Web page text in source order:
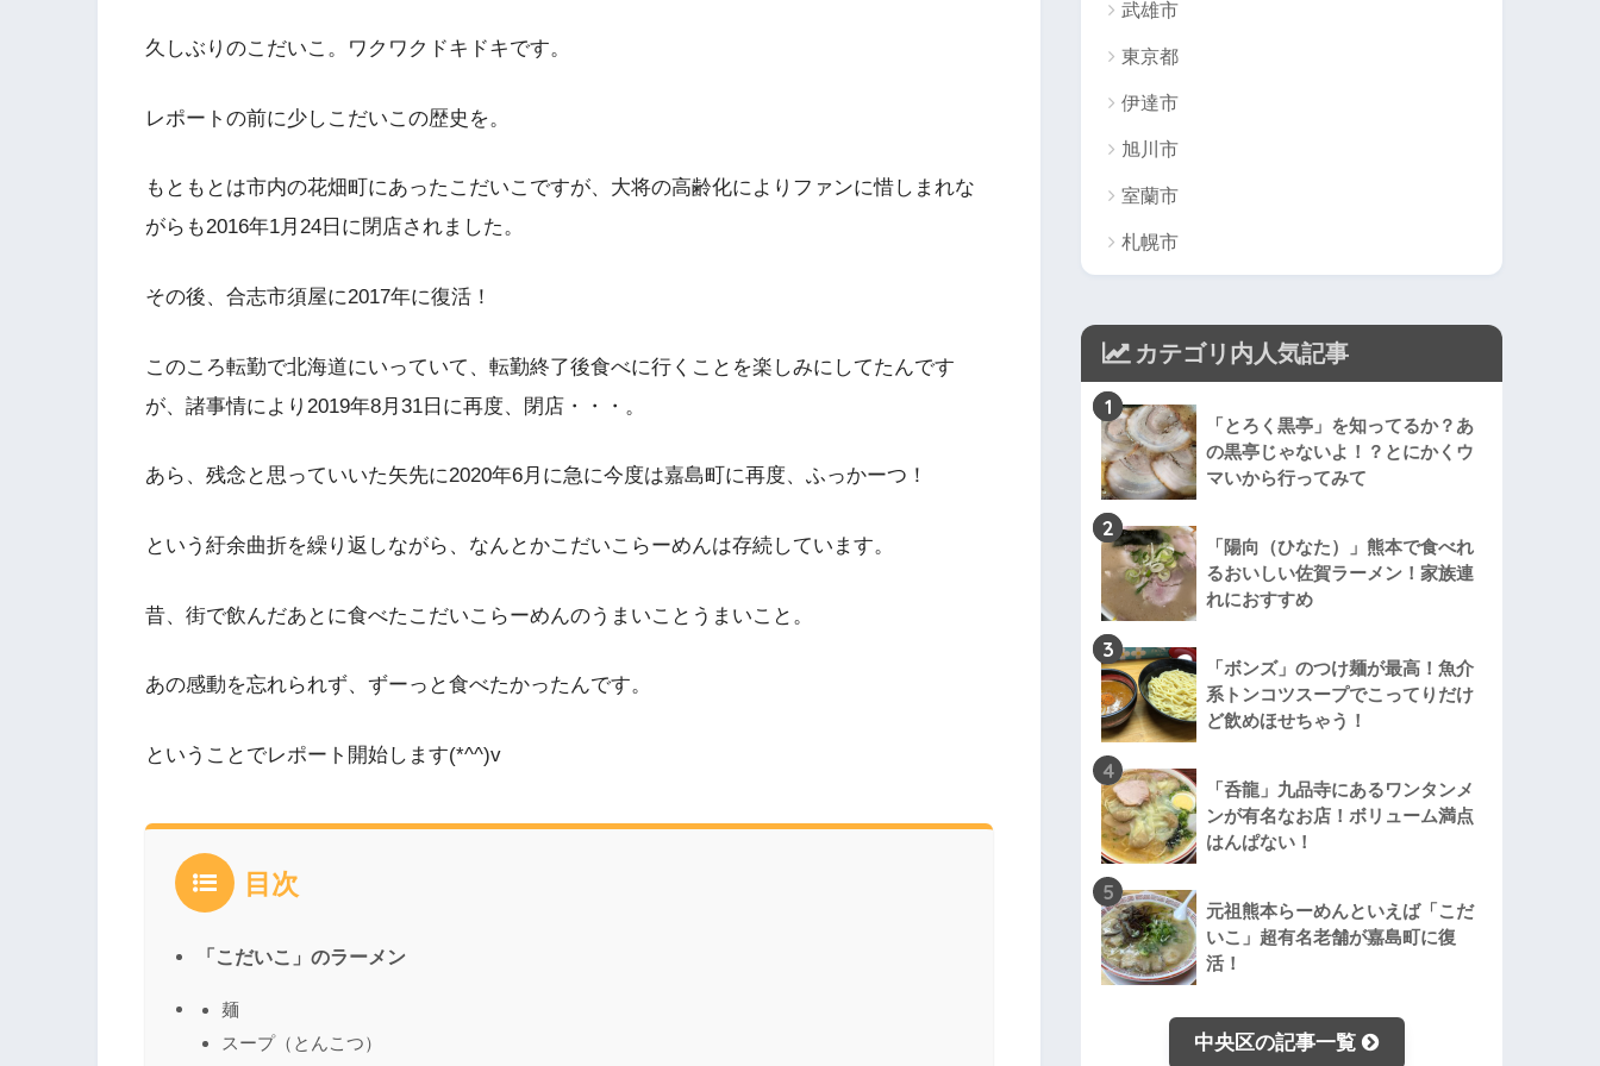
久しぶりのこだいこ。ワクワクドキドキです。
レポートの前に少しこだいこの歴史を。
もともとは市内の花畑町にあったこだいこですが、大将の高齢化によりファンに惜しまれな
がらも2016年1月24日に閉店されました。
その後、合志市須屋に2017年に復活！
このころ転勤で北海道にいっていて、転勤終了後食べに行くことを楽しみにしてたんです
が、諸事情により2019年8月31日に再度、閉店・・・。
あら、残念と思っていいた矢先に2020年6月に急に今度は嘉島町に再度、ふっかーつ！
という紆余曲折を繰り返しながら、なんとかこだいこらーめんは存続しています。
昔、街で飲んだあとに食べたこだいこらーめんのうまいことうまいこと。
あの感動を忘れられず、ずーっと食べたかったんです。
ということでレポート開始します(*^^)v
目次
「こだいこ」のラーメン
麺
スープ（とんこつ）
武雄市
東京都
伊達市
旭川市
室蘭市
札幌市
カテゴリ内人気記事
1
「とろく黒亭」を知ってるか？あ
の黒亭じゃないよ！？とにかくウ
マいから行ってみて
2
「陽向（ひなた）」熊本で食べれ
るおいしい佐賀ラーメン！家族連
れにおすすめ
3
「ボンズ」のつけ麺が最高！魚介
系トンコツスープでこってりだけ
ど飲めほせちゃう！
4
「呑龍」九品寺にあるワンタンメ
ンが有名なお店！ボリューム満点
はんぱない！
5
元祖熊本らーめんといえば「こだ
いこ」超有名老舗が嘉島町に復
活！
中央区の記事一覧